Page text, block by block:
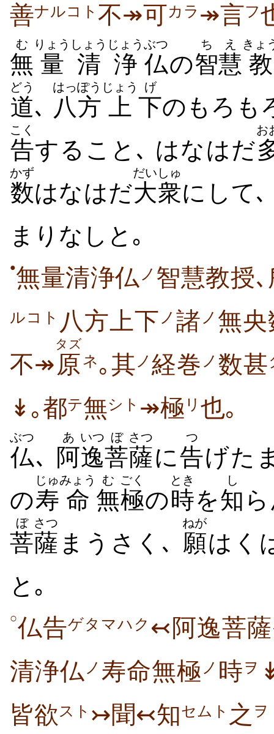
善ナルコト 不↠可カラ ↠言フ
無
む
量
りょう
清浄
しょうじょう
仏
ぶつ
の智慧
ちえ
教
きょ
道
どう
､ 八方
はっぽう
上
じょう
下
げ
のもろも
告
こく
すること､ はなはだ
お
数
かず
はなはだ大衆
だいしゅ
にして
まりなしと｡
●無量清浄仏 ノ 智慧教授､
ルコト 八方上下 ノ 諸 ノ 無央
不↠原
タズ
ネ｡其 ノ 経巻 ノ 数甚
↡｡都テ無シト ↠極 リ 也｡
仏
ぶつ
､ 阿
あ
逸
いつ
菩
ぼ
薩
さつ
に告
つ
げた
の寿
じゅ
命
みょう
無
む
極
ごく
の時
とき
を知
し
菩
ぼ
薩
さつ
まうさく､ 願
ねが
はく
と｡
○仏告ゲタマハク ↢阿逸菩薩
清浄仏 ノ 寿命無極 ノ 時ヲ
皆欲 スト ↣聞↢知セムト 之 ヲ